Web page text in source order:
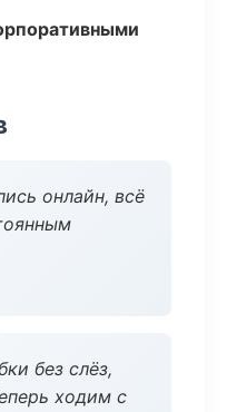
онлайн, всё
без слёз,
ходим с